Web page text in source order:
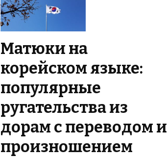
Матюки на
корейском языке:
популярные
ругательства из
дорам с переводом и
произношением